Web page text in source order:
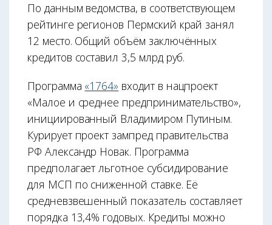
По данным ведомства, в соответствующем
рейтинге регионов Пермский край занял
12 место. Общий объём заключённых
кредитов составил 3,5 млрд руб.
Программа «1764» входит в нацпроект
«Малое и среднее предпринимательство»,
инициированный Владимиром Путиным.
Курирует проект зампред правительства
РФ Александр Новак. Программа
предполагает льготное субсидирование
для МСП по сниженной ставке. Её
средневзвешенный показатель составляет
порядка 13,4% годовых. Кредиты можно